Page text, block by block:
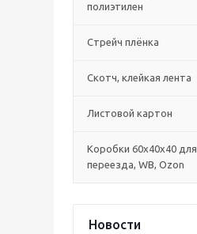
полиэтилен
Стрейч плёнка
Скотч, клейкая лента
Листовой картон
Коробки 60х40х40 для
переезда, WB, Ozon
Новости